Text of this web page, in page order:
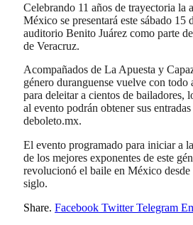
Celebrando 11 años de trayectoria la
México se presentará este sábado 15
auditorio Benito Juárez como parte
de Veracruz.
Acompañados de La Apuesta y
género duranguense vuelve con todo
para deleitar a cientos de bailadores,
al evento podrán obtener sus
deboleto.mx.
El evento programado para iniciar a
de los mejores exponentes de este
revolucionó el baile en México
siglo.
Share. Facebook Twitter Telegram